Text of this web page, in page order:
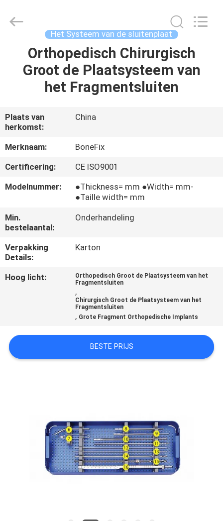
HUIS
PRODUCTEN
ONGEVEER
ONS
FABRIEKSREIS
KWALITEITSCONTROLE
CONTACTEER
ONS
VERZOEK
Fundamentele
Orthopedische
ECER
Het Systeem van de sluitenplaat
Orthopedisch Chirurgisch
Groot de Plaatsysteem van
het Fragmentsluiten
Plaats van
herkomst:
China
Merknaam:
BoneFix
Certificering:
CE ISO9001
Modelnummer:
●Thickness= mm ●Width= mm-
●Taille width= mm
Min.
bestelaantal:
Onderhandeling
Verpakking
Details:
Karton
Hoog licht:
Orthopedisch Groot de Plaatsysteem van het
Fragmentsluiten
,
Chirurgisch Groot de Plaatsysteem van het
Fragmentsluiten
, Grote Fragment Orthopedische Implants
BESTE PRIJS